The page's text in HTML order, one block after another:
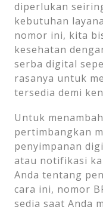
diperlukan
kebutuhan
nomor ini, kita
kesehatan
serba digital
rasanya untuk
tersedia demi
Untuk
pertimbangkan
penyimpanan
atau notifikasi
Anda tentang
cara ini, nomor
sedia saat Anda